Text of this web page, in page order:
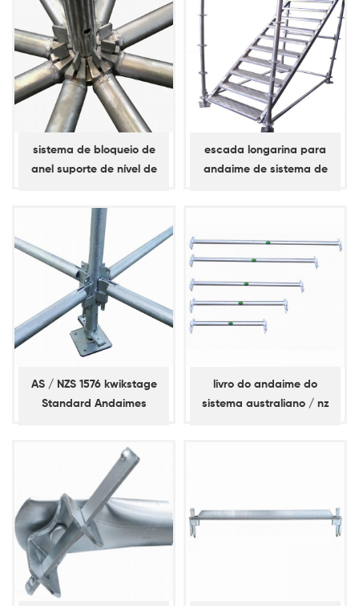
sistema de bloqueio de
anel suporte de nível de
razão diagonal
escada longarina para
andaime de sistema de
AS / NZS 1576 kwikstage
Standard Andaimes
livro do andaime do
sistema australiano / nz